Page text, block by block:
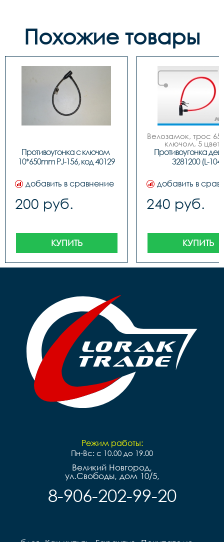
Похожие товары
Противоугонка с ключом
10*650mm PJ-156, код 40129
добавить в сравнение
200 руб.
КУПИТЬ
Велозамок, трос
ключом, 5
Противоугонка
3281200 (L-104)
добавить в
240 руб.
КУПИТЬ
Режим работы:
Пн-Вс: с 10.00 до 19.00
Великий Новгород,
ул.Свободы, дом 10/5,
8-906-202-99-20